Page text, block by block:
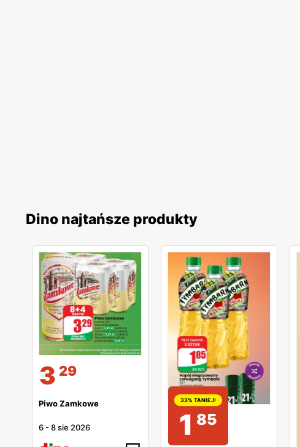
Dino najtańsze produkty
3 29
Piwo Zamkowe
6 -8 sie 2026
33% TANIEJ!
1 85